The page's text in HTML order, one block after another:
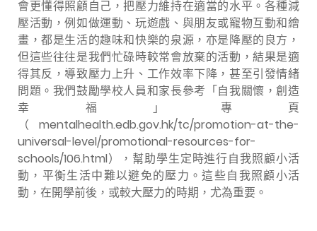
會更懂得照顧自己，把壓力維持在適當的水平。各種減
壓活動，例如做運動、玩遊戲、與朋友或寵物互動和繪
畫，都是生活的趣味和快樂的泉源，亦是降壓的良方，
但這些往往是我們忙碌時較常會放棄的活動，結果是適
得其反，導致壓力上升、工作效率下降，甚至引發情緒
問題。我們鼓勵學校人員和家長參考「自我關懷，創造
幸福」專頁
（ mentalhealth.edb.gov.hk/tc/promotion-at-the-
universal-level/promotional-resources-for-
schools/106.html），幫助學生定時進行自我照顧小活
動，平衡生活中難以避免的壓力。這些自我照顧小活
動，在開學前後，或較大壓力的時期，尤為重要。